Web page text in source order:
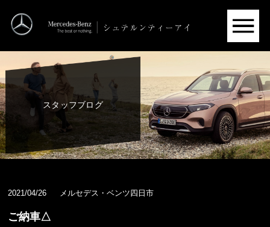
スタッフブログ
2021/04/26 メルセデス・ベンツ四日市
ご納車△